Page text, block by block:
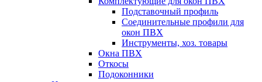
Подставочный профиль
Соединительные профили для
окон ПВХ
Инструменты, хоз. товары
Окна ПВХ
Откосы
Подоконники